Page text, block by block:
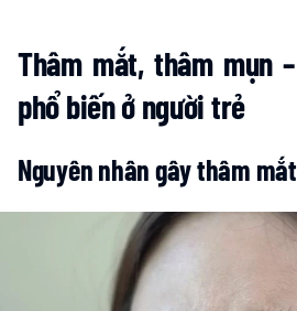
Thâm mắt, thâm mụn –
phổ biến ở người trẻ
Nguyên nhân gây thâm